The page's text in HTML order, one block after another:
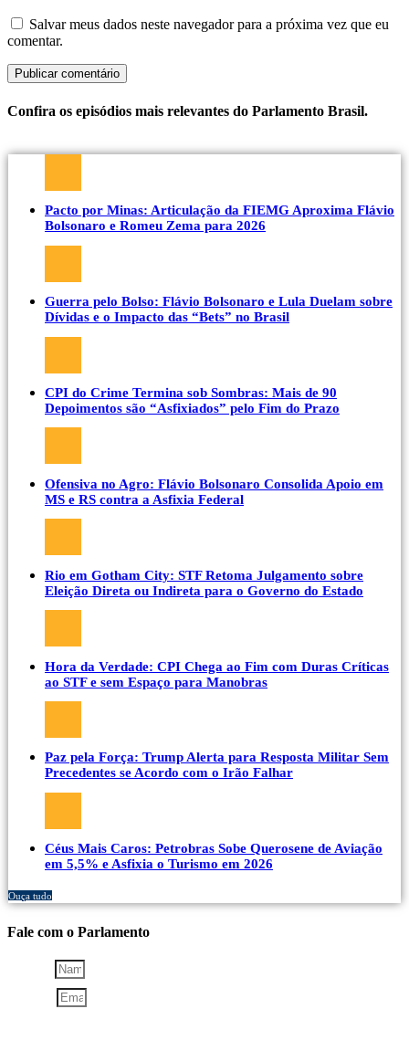
Salvar meus dados neste navegador para a próxima vez que eu
comentar.
Confira os episódios mais relevantes do Parlamento Brasil.
Pacto por Minas: Articulação da FIEMG Aproxima Flávio
Bolsonaro e Romeu Zema para 2026
Guerra pelo Bolso: Flávio Bolsonaro e Lula Duelam sobre
Dívidas e o Impacto das “Bets” no Brasil
CPI do Crime Termina sob Sombras: Mais de 90
Depoimentos são “Asfixiados” pelo Fim do Prazo
Ofensiva no Agro: Flávio Bolsonaro Consolida Apoio em
MS e RS contra a Asfixia Federal
Rio em Gotham City: STF Retoma Julgamento sobre
Eleição Direta ou Indireta para o Governo do Estado
Hora da Verdade: CPI Chega ao Fim com Duras Críticas
ao STF e sem Espaço para Manobras
Paz pela Força: Trump Alerta para Resposta Militar Sem
Precedentes se Acordo com o Irão Falhar
Céus Mais Caros: Petrobras Sobe Querosene de Aviação
em 5,5% e Asfixia o Turismo em 2026
Ouça tudo
Fale com o Parlamento